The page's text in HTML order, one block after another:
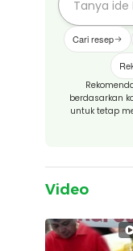
Cari resep
berdasarkan
untuk tetap
Video